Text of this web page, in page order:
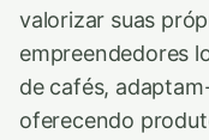
valorizar suas
empreendedores
de cafés,
oferecendo